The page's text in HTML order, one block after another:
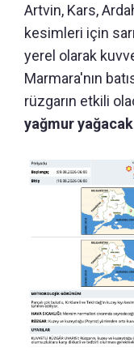
Artvin, Kars,
kesimleri için
yerel olarak
Marmara'nın
rüzgarın etkili
yağmur yağacak